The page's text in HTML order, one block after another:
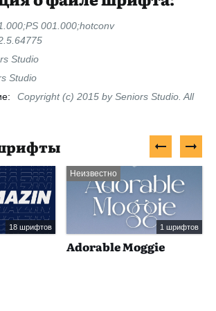
001.000;hotconv
Studio
Studio
Copyright (c) 2015 by Seniors Studio. All
18 шрифтов
Неизвестно
1 шрифтов
Adorable Moggie